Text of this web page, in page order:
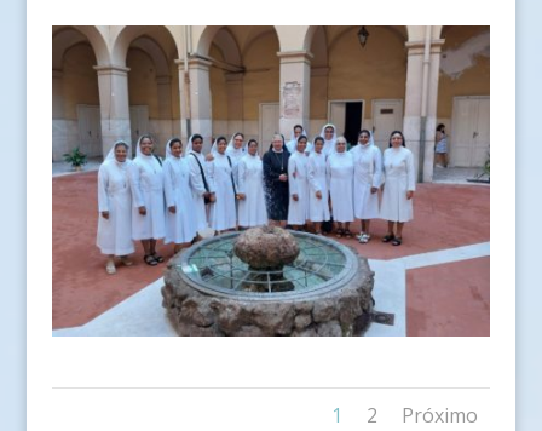
1 2 Próximo